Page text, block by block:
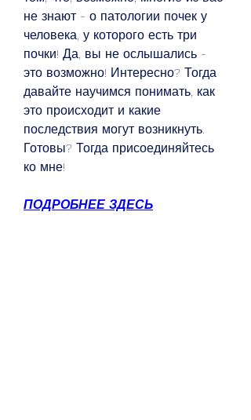
не знают - о патологии почек у
человека, у которого есть три
почки! Да, вы не ослышались -
это возможно! Интересно? Тогда
давайте научимся понимать, как
это происходит и какие
последствия могут возникнуть.
Готовы? Тогда присоединяйтесь
ко мне!
ПОДРОБНЕЕ ЗДЕСЬ